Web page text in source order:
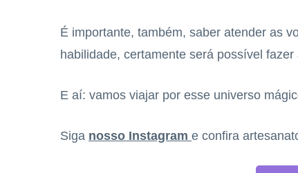
É importante, também, saber atender as
habilidade, certamente será possível
E aí: vamos viajar por esse universo
Siga nosso Instagram e confira